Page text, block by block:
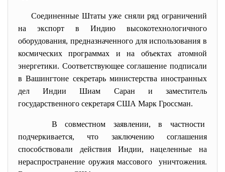
Соединенные Штаты уже сняли ряд ограничений
на экспорт в Индию высокотехнологичного
оборудования, предназначенного для использования в
космических программах и на объектах атомной
энергетики. Соответствующее соглашение подписали
в Вашингтоне секретарь министерства иностранных
дел Индии Шиам Саран и заместитель
государственного секретаря США Марк Гроссман.
В совместном заявлении, в частности
подчеркивается, что заключению соглашения
способствовали действия Индии, нацеленные на
нераспространение оружия массового уничтожения.